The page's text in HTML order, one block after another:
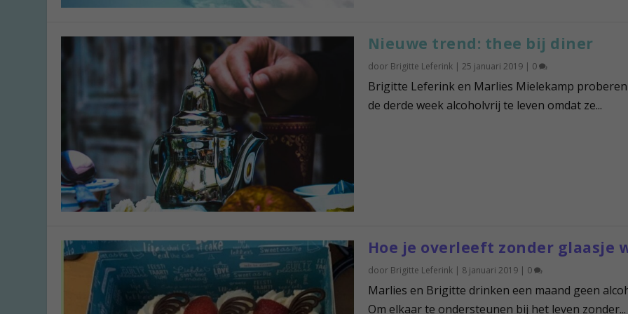
Nieuwe trend: thee bij diner
door Brigitte Leferink| 25 januari 2019| 0
Brigitte Leferink en Marlies Mielekamp
de derde week alcoholvrij te leven omdat ze...
Hoe je overleeft zonder glaasje
door Brigitte Leferink| 8 januari 2019| 0
Marlies en Brigitte drinken een maand geen
Om elkaar te ondersteunen bij het leven zonder...